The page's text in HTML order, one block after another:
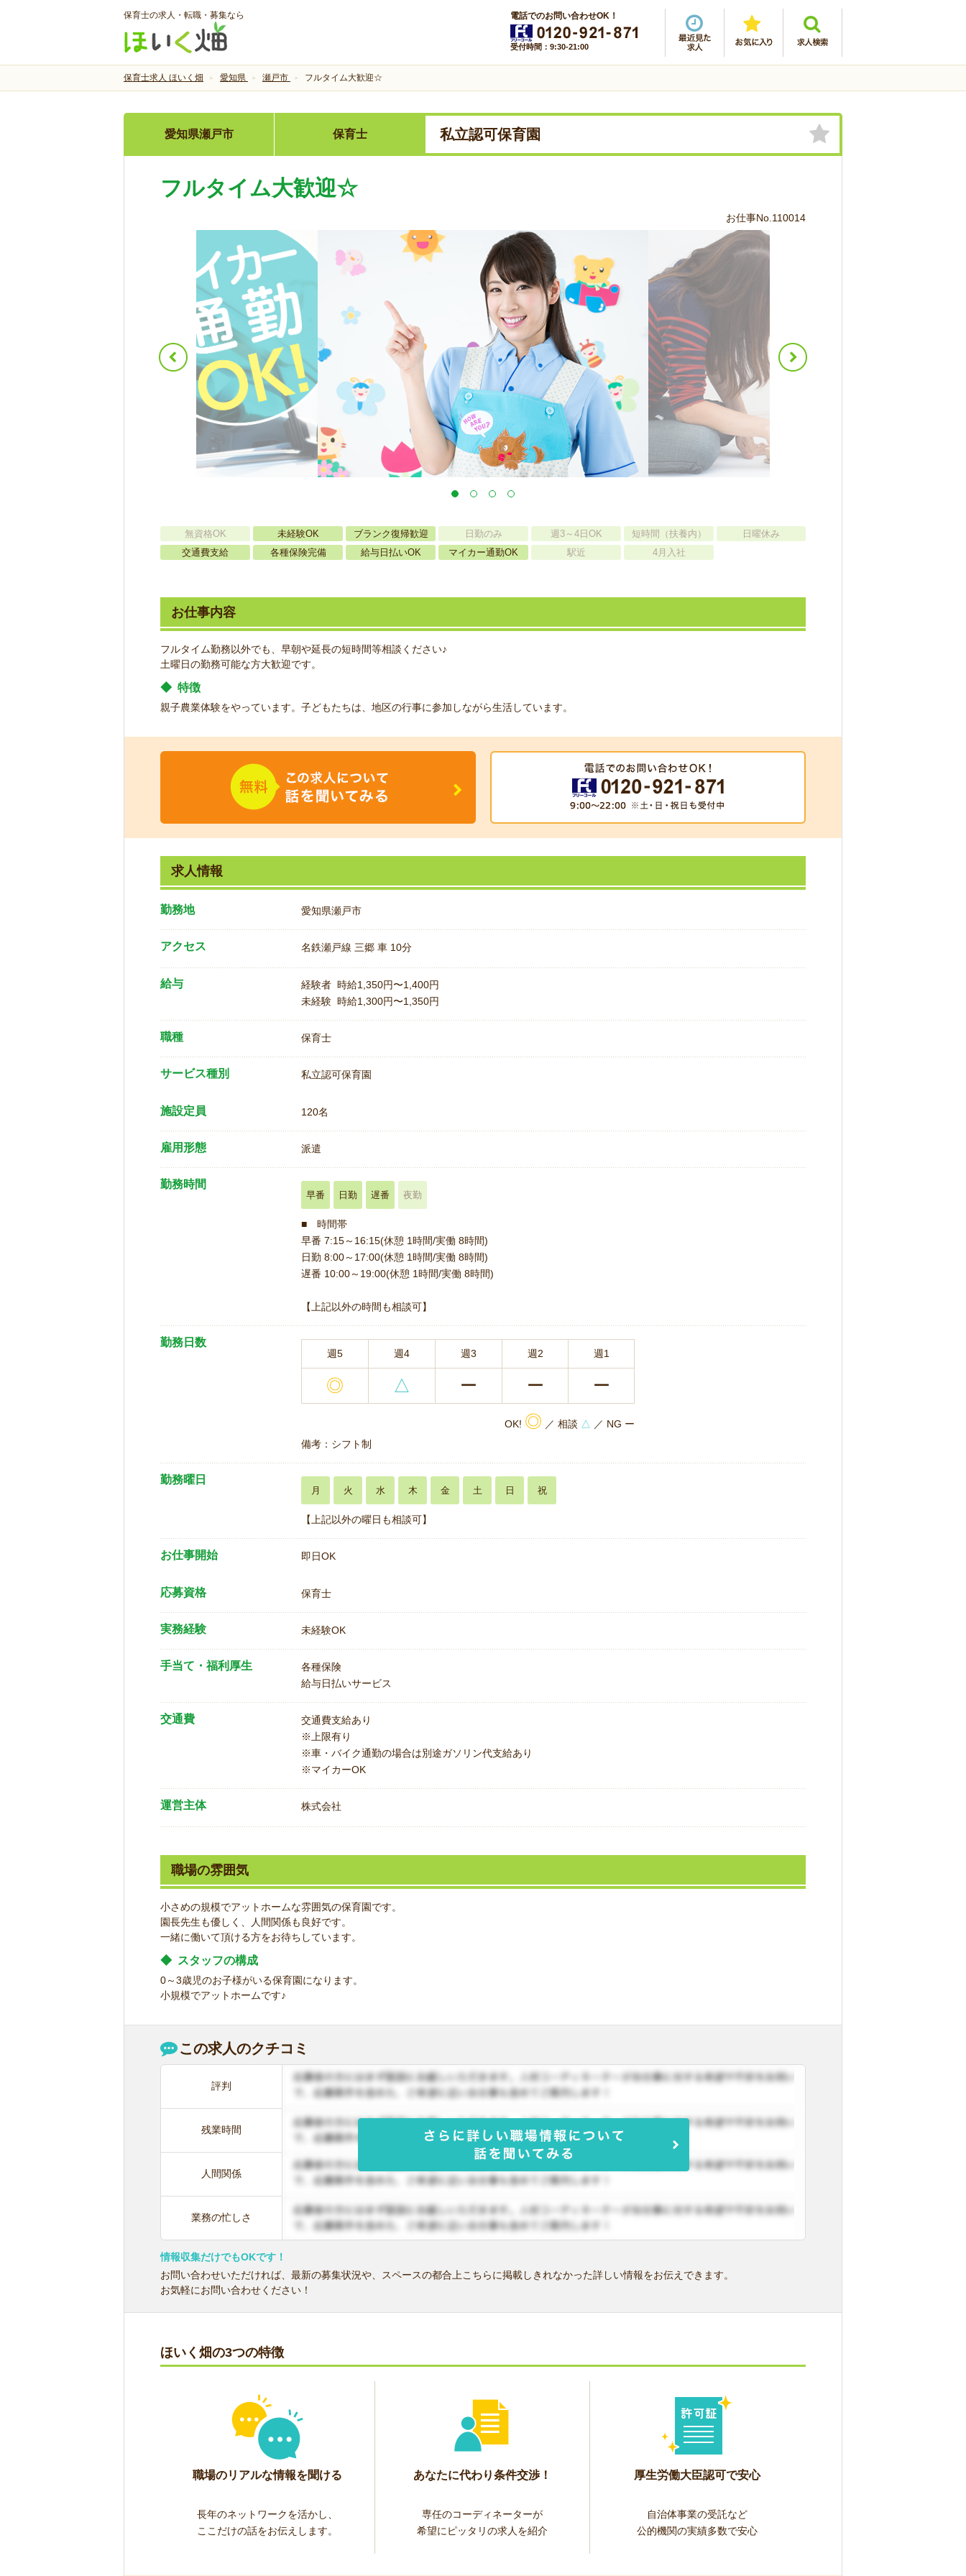
保育士の求人・転職・募集なら 電話でのお問い合わせOK！
受付時間：9:30-21:00
保育士求人 ほいく畑 愛知県 瀬戸市 フルタイム大歓迎☆
愛知県瀬戸市 保育士 私立認可保育園
フルタイム大歓迎☆
お仕事No.110014
無資格OK 未経験OK ブランク復帰歓迎 日勤のみ 週3～4日OK 短時間（扶養内）
日曜休み
交通費支給
各種保険完備 給与日払いOK マイカー通勤OK 駅近 4月入社
お仕事内容
フルタイム勤務以外でも、早朝や延長の短時間等相談ください♪
土曜日の勤務可能な方大歓迎です。
◆ 特徴
親子農業体験をやっています。子どもたちは、地区の行事に参加しながら生活しています。
求人情報
勤務地 愛知県瀬戸市
アクセス 名鉄瀬戸線 三郷 車 10分
給与
経験者 時給1,350円〜1,400円
未経験 時給1,300円〜1,350円
職種 保育士
サービス種別 私立認可保育園
施設定員 120名
雇用形態 派遣
勤務時間
早番 日勤 遅番 夜勤
■ 時間帯
早番 7:15～16:15(休憩 1時間/実働 8時間)
日勤 8:00～17:00(休憩 1時間/実働 8時間)
遅番 10:00～19:00(休憩 1時間/実働 8時間)
【上記以外の時間も相談可】
勤務日数
週5 週4 週3 週2 週1
◎ △ ー ー ー
OK! ◎ ／ 相談 △ ／ NG ー
備考：シフト制
勤務曜日
月 火 水 木 金 土 日 祝
【上記以外の曜日も相談可】
お仕事開始 即日OK
応募資格 保育士
実務経験 未経験OK
手当て・福利厚生
各種保険
給与日払いサービス
交通費
交通費支給あり
※上限有り
※車・バイク通勤の場合は別途ガソリン代支給あり
※マイカーOK
運営主体 株式会社
職場の雰囲気
小さめの規模でアットホームな雰囲気の保育園です。
園長先生も優しく、人間関係も良好です。
一緒に働いて頂ける方をお待ちしています。
◆ スタッフの構成
0～3歳児のお子様がいる保育園になります。
小規模でアットホームです♪
この求人のクチコミ
評判
残業時間
人間関係
業務の忙しさ
情報収集だけでもOKです！
お問い合わせいただければ、最新の募集状況や、スペースの都合上こちらに掲載しきれなかった詳しい情報をお伝えできます。
お気軽にお問い合わせください！
ほいく畑の3つの特徴
職場のリアルな情報を聞ける
長年のネットワークを活かし、
ここだけの話をお伝えします。
あなたに代わり条件交渉！
専任のコーディネーターが
希望にピッタリの求人を紹介
厚生労働大臣認可で安心
自治体事業の受託など
公的機関の実績多数で安心